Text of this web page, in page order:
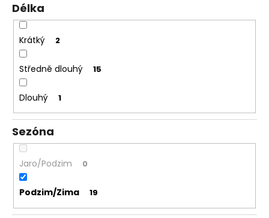
Délka
Krátký 2
Středně dlouhý 15
Dlouhý 1
Sezóna
Jaro/Podzim 0
Podzim/Zima 19